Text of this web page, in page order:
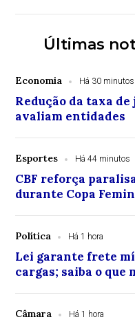
Últimas
Economia Há 30 minutos
Redução da taxa
avaliam entidades
Esportes Há 44 minutos
CBF reforça
durante Copa
Política Há 1 hora
Lei garante frete
cargas; saiba o que
Câmara Há 1 hora